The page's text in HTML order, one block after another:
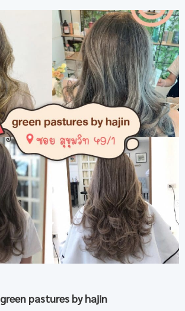
green pastures by hajin